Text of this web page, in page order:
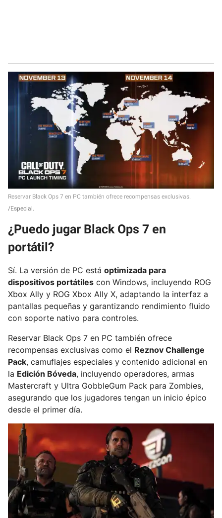
Reservar Black Ops 7 en PC también ofrece recompensas exclusivas.
Especial.
¿Puedo jugar Black Ops 7 en
portátil?
Sí. La versión de PC está optimizada para
dispositivos portátiles con Windows, incluyendo ROG
Xbox Ally y ROG Xbox Ally X, adaptando la interfaz a
pantallas pequeñas y garantizando rendimiento fluido
con soporte nativo para controles.
Reservar Black Ops 7 en PC también ofrece
recompensas exclusivas como el Reznov Challenge
Pack, camuflajes especiales y contenido adicional en
la Edición Bóveda, incluyendo operadores, armas
Mastercraft y Ultra GobbleGum Pack para Zombies,
asegurando que los jugadores tengan un inicio épico
desde el primer día.